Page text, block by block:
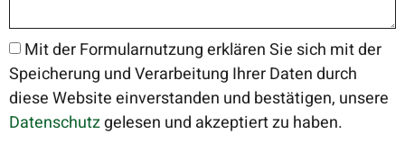
Mit der Formularnutzung erklären Sie sich mit der
Speicherung und Verarbeitung Ihrer Daten durch
diese Website einverstanden und bestätigen, unsere
Datenschutzgelesen und akzeptiert zu haben.